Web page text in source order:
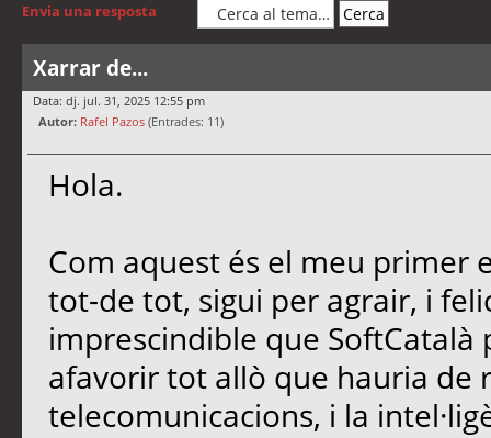
Envia una resposta
Xarrar de...
Data: dj. jul. 31, 2025 12:55 pm
Autor: Rafel Pazos (Entrades: 11)
Hola.
Com aquest és el meu primer
tot-de tot, sigui per agrair, i
imprescindible que SoftCatalà
afavorir tot allò que hauria de
telecomunicacions, i la